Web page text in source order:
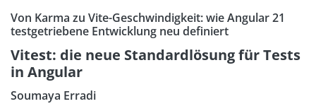
Von Karma zu Vite-Geschwindigkeit: wie Angular 21
testgetriebene Entwicklung neu definiert
Vitest: die neue Standardlösung für Tests
in Angular
Soumaya Erradi